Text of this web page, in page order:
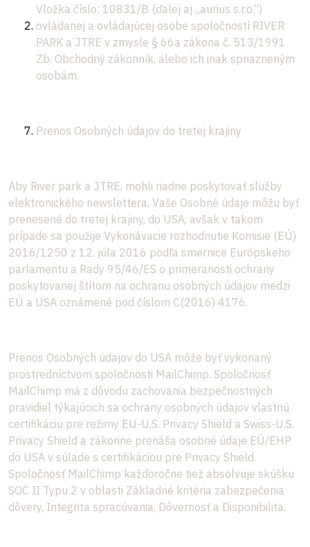
Vložka číslo: 10831/B (ďalej aj „aurius s.r.o.“)
ovládanej a ovládajúcej osobe spoločností RIVER
PARK a JTRE v zmysle § 66a zákona č. 513/1991
Zb. Obchodný zákonník, alebo ich inak spriazneným
osobám.
Prenos Osobných údajov do tretej krajiny
Aby River park a JTRE, mohli riadne poskytovať služby
elektronického newslettera, Vaše Osobné údaje môžu byť
prenesené do tretej krajiny, do USA, avšak v takom
prípade sa použije Vykonávacie rozhodnutie Komisie (EÚ)
2016/1250 z 12. júla 2016 podľa smernice Európskeho
parlamentu a Rady 95/46/ES o primeranosti ochrany
poskytovanej štítom na ochranu osobných údajov medzi
EÚ a USA oznámené pod číslom C(2016) 4176.
Prenos Osobných údajov do USA môže byť vykonaný
prostredníctvom spoločnosti MailChimp. Spoločnosť
MailChimp má z dôvodu zachovania bezpečnostných
pravidiel týkajúcich sa ochrany osobných údajov vlastnú
certifikáciu pre režimy EU-U.S. Privacy Shield a Swiss-U.S.
Privacy Shield a zákonne prenáša osobné údaje EÚ/EHP
do USA v súlade s certifikáciou pre Privacy Shield.
Spoločnosť MailChimp každoročne tiež absolvuje skúšku
SOC II Typu 2 v oblasti Základné kritéria zabezpečenia
dôvery, Integrita spracúvania, Dôvernosť a Disponibilita.